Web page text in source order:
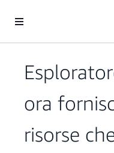
ora
risorse